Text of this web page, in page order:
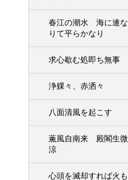
春江の潮水 海に連な
りて平らかなり
求心歇む処即ち無事
浄躶々、赤洒々
八面清風を起こす
薫風自南来 殿閣生微
涼
心頭を滅却すれば火も